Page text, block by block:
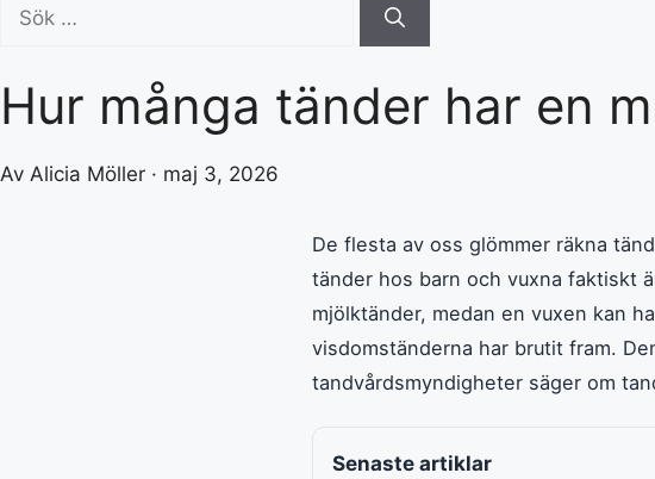
efter:
Hur många tänder har en
Av Alicia Möller · maj 3, 2026
De flesta av oss glömmer räkna
tänder hos barn och vuxna faktiskt
mjölktänder, medan en vuxen kan
visdomständerna har brutit fram.
tandvårdsmyndigheter säger om
Senaste artiklar